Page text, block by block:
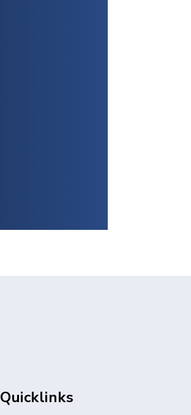
Quicklinks